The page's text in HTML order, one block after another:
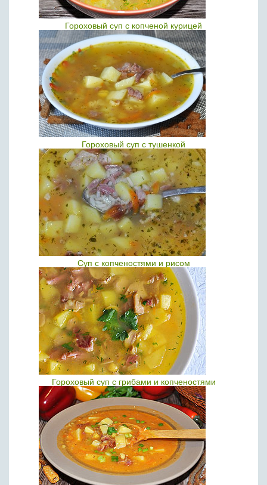
Гороховый суп с копченой курицей
Гороховый суп с тушенкой
Суп с копченостями и рисом
Гороховый суп с грибами и копченостями